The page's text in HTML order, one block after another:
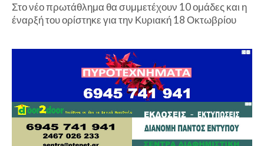
Στο νέο πρωτάθλημα θα συμμετέχουν 10 ομάδες και η
έναρξή του ορίστηκε για την Κυριακή 18 Οκτωβρίου